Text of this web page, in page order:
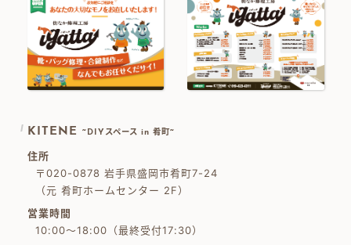
KITENE ~DIYスペース in 肴町~
住所
〒020-0878 岩手県盛岡市肴町7-24
（元 肴町ホームセンター 2F）
営業時間
10:00～18:00（最終受付17:30）